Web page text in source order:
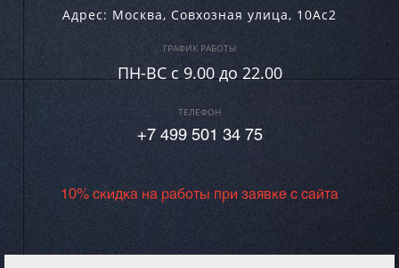
Адрес: Москва, Совхозная улица, 10Ас2
ГРАФИК РАБОТЫ
ПН-ВC c 9.00 до 22.00
ТЕЛЕФОН
+7 499 501 34 75
10% скидка на работы при заявке с сайта